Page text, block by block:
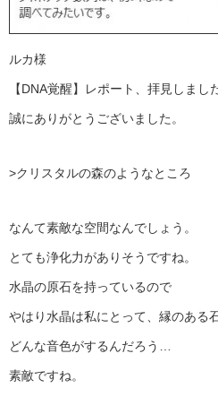
ルカ様
【DNA覚醒】レポート、拝見しまし
誠にありがとうございました。
>クリスタルの森のようなところ
なんて素敵な空間なんでしょう。
とても浄化力がありそうですね。
水晶の原石を持っているので
やはり水晶は私にとって、縁のある
どんな音色がするんだろう…
素敵ですね。